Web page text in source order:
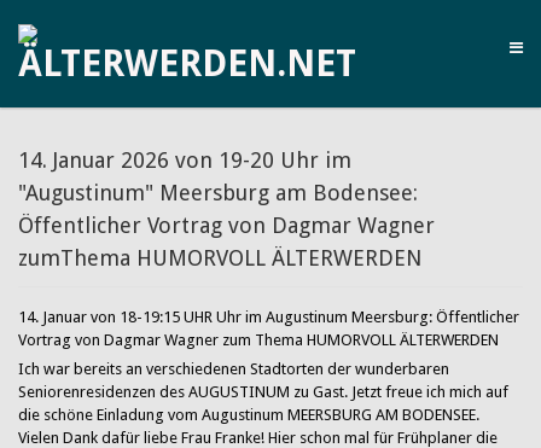
14. Januar 2026 von 19-20 Uhr im
"Augustinum" Meersburg am Bodensee:
Öffentlicher Vortrag von Dagmar Wagner
zumThema HUMORVOLL ÄLTERWERDEN
14. Januar von 18-19:15 UHR Uhr im Augustinum Meersburg: Öffentlicher
Vortrag von Dagmar Wagner zum Thema HUMORVOLL ÄLTERWERDEN
Ich war bereits an verschiedenen Stadtorten der wunderbaren
Seniorenresidenzen des AUGUSTINUM zu Gast. Jetzt freue ich mich auf
die schöne Einladung vom Augustinum MEERSBURG AM BODENSEE.
Vielen Dank dafür liebe Frau Franke! Hier schon mal für Frühplaner die